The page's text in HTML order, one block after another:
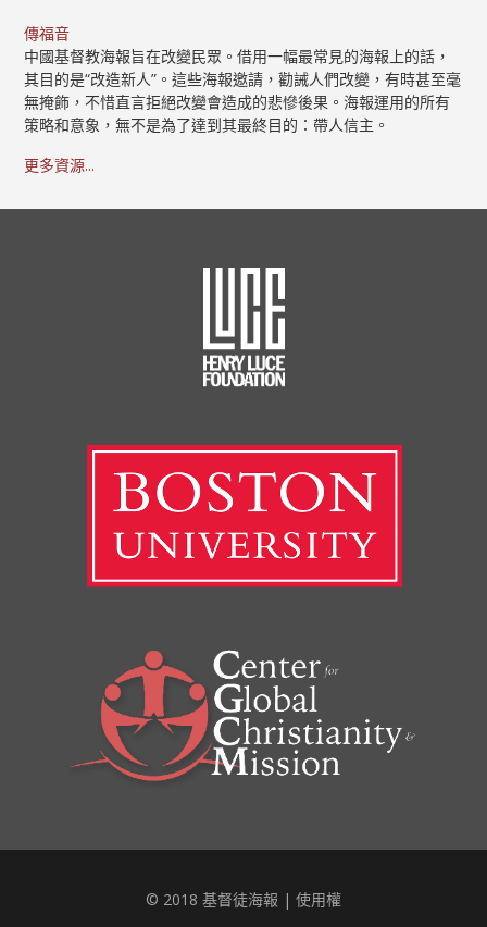
傳福音
中國基督教海報旨在改變民眾。借用一幅最常見的海報上的話，
其目的是“改造新人”。這些海報邀請，勸誡人們改變，有時甚至毫
無掩飾，不惜直言拒絕改變會造成的悲慘後果。海報運用的所有
策略和意象，無不是為了達到其最終目的：帶人信主。
更多資源...
© 2018 基督徒海報 | 使用權